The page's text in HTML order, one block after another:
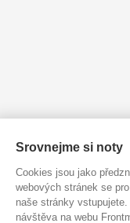
Srovnejme si noty
Cookies jsou jako
webových stránek se
naše stránky
návštěva na webu